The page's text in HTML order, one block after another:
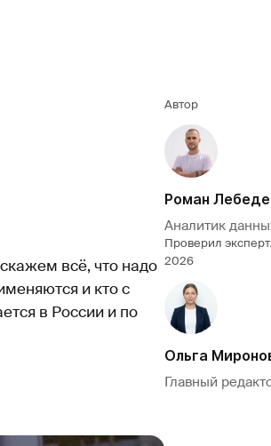
всё, что надо
и кто с
в России и по
Автор
Роман
Аналитик
Проверил
2026
Ольга
Главный